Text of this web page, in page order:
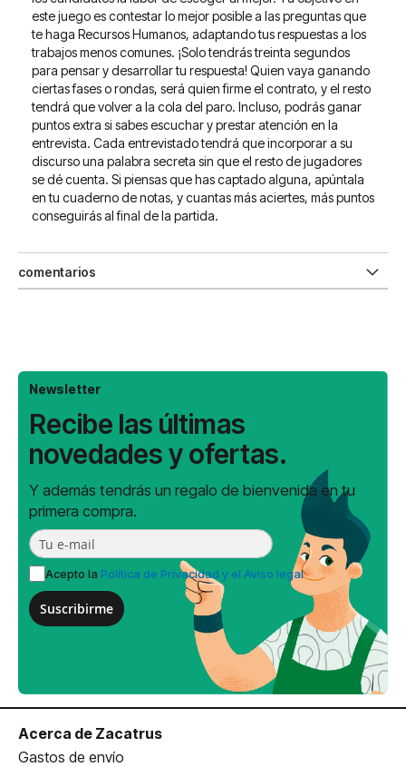
este juego es contestar lo mejor posible a las preguntas que
te haga Recursos Humanos, adaptando tus respuestas a los
trabajos menos comunes. ¡Solo tendrás treinta segundos
para pensar y desarrollar tu respuesta! Quien vaya ganando
ciertas fases o rondas, será quien firme el contrato, y el resto
tendrá que volver a la cola del paro. Incluso, podrás ganar
puntos extra si sabes escuchar y prestar atención en la
entrevista. Cada entrevistado tendrá que incorporar a su
discurso una palabra secreta sin que el resto de jugadores
se dé cuenta. Si piensas que has captado alguna, apúntala
en tu cuaderno de notas, y cuantas más aciertes, más puntos
conseguirás al final de la partida.
comentarios
Newsletter
Recibe las últimas
novedades y ofertas.
Y además tendrás un regalo de bienvenida en tu
primera compra.
Acepto la Política de Privacidad y el Aviso legal
Suscribirme
Acerca de Zacatrus
Gastos de envío